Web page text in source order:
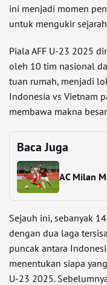
ini menjadi momen
untuk mengukir
Piala AFF U-23 2025
oleh 10 tim nasional
tuan rumah, menjadi
Indonesia vs Vietnam
membawa makna
Baca Juga
AC Milan
Sejauh ini, sebanyak
dengan dua laga
puncak antara
menentukan siapa
U-23 2025.